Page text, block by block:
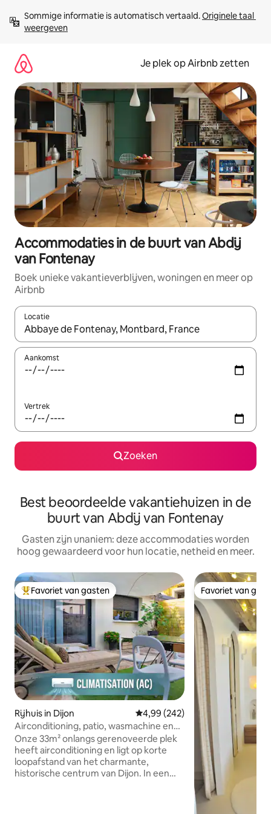
direct
naar
Sommige informatie is automatisch vertaald. Originele taal
weergeven
Je plek op Airbnb zetten
Accommodaties in de buurt van Abdij
van Fontenay
Boek unieke vakantieverblijven, woningen en meer op
Airbnb
Locatie
Wanneer er resultaten beschikbaar zijn, maak je een keuze
Aankomst
Vertrek
Zoeken
Best beoordeelde vakantiehuizen in de
buurt van Abdij van Fontenay
Gasten zijn unaniem: deze accommodaties worden
hoog gewaardeerd voor hun locatie, netheid en meer.
Topfavoriet van gasten
Favoriet van gasten
Rijhuis in Dijon Gemiddelde beoordeling van
4,99 (242)
Airconditioning, patio, wasmachine en
droger, parkeerplaats
Onze 33m² onlangs gerenoveerde plek
heeft airconditioning en ligt op korte
loopafstand van het charmante,
historische centrum van Dijon. In een
Favoriet van
Favoriet van